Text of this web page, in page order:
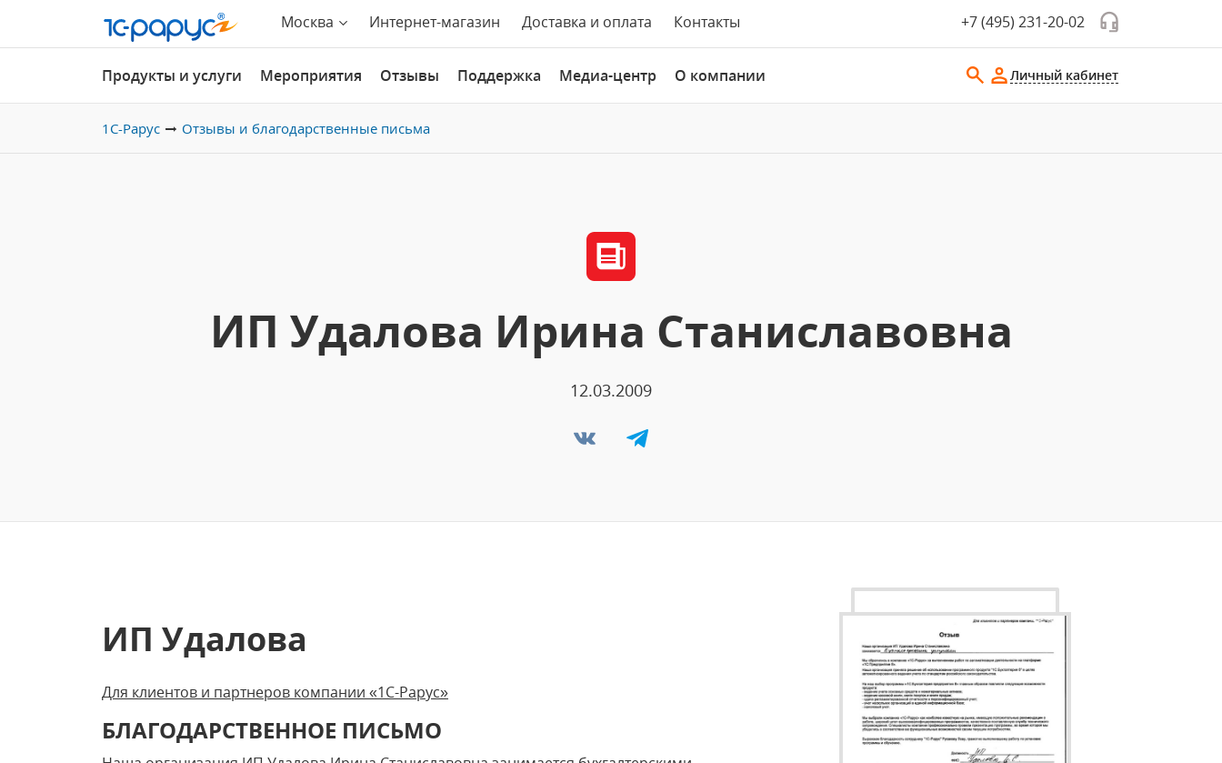
Москва Интернет-магазин Доставка и оплата Контакты +7 (495) 231-20-02
Продукты и услуги Мероприятия Отзывы Поддержка Медиа-центр О компании Личный кабинет
1С-Рарус Отзывы и благодарственные письма
ИП Удалова Ирина Станиславовна
12.03.2009
ИП Удалова
Для клиентов и партнеров компании «1С-Рарус»
БЛАГОДАРСТВЕННОЕ ПИСЬМО